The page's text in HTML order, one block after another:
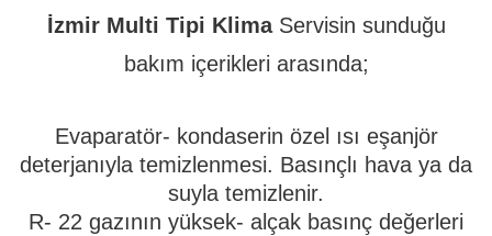
İzmir Multi Tipi Klima Servisin sunduğu
bakım içerikleri arasında;
Evaparatör- kondaserin özel ısı eşanjör
deterjanıyla temizlenmesi. Basınçlı hava ya da
suyla temizlenir.
R- 22 gazının yüksek- alçak basınç değerleri